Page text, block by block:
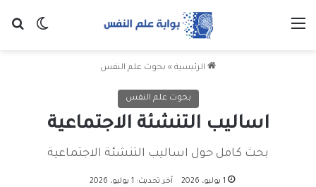
الرئيسية » بحوث علم النفس
بحوث علم النفس
اساليب التنشئة الاجتماعية
بحث كامل حول اساليب التنشئة الاجتماعية
1 يوليو، 2026 آخر تحديث: 1 يوليو، 2026